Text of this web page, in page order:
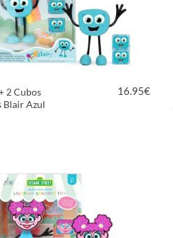
2 Cubos
Blair Azul
16.95€